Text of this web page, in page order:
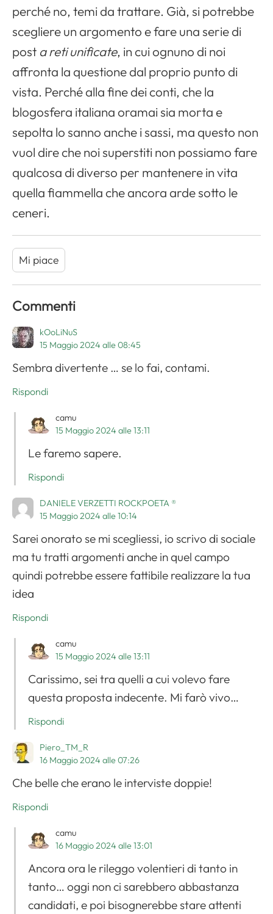
perché no, temi da trattare. Già, si potrebbe
scegliere un argomento e fare una serie di
post a reti unificate, in cui ognuno di noi
affronta la questione dal proprio punto di
vista. Perché alla fine dei conti, che la
blogosfera italiana oramai sia morta e
sepolta lo sanno anche i sassi, ma questo non
vuol dire che noi superstiti non possiamo fare
qualcosa di diverso per mantenere in vita
quella fiammella che ancora arde sotto le
ceneri.
Mi piace
Commenti
kOoLiNuS
15 Maggio 2024 alle 08:45
Sembra divertente … se lo fai, contami.
Rispondi
camu
15 Maggio 2024 alle 13:11
Le faremo sapere.
Rispondi
DANIELE VERZETTI ROCKPOETA ®
15 Maggio 2024 alle 10:14
Sarei onorato se mi scegliessi, io scrivo di sociale
ma tu tratti argomenti anche in quel campo
quindi potrebbe essere fattibile realizzare la tua
idea
Rispondi
camu
15 Maggio 2024 alle 13:11
Carissimo, sei tra quelli a cui volevo fare
questa proposta indecente. Mi farò vivo…
Rispondi
Piero_TM_R
16 Maggio 2024 alle 07:26
Che belle che erano le interviste doppie!
Rispondi
camu
16 Maggio 2024 alle 13:01
Ancora ora le rileggo volentieri di tanto in
tanto… oggi non ci sarebbero abbastanza
candidati, e poi bisognerebbe stare attenti
Apri il menu di navigazione